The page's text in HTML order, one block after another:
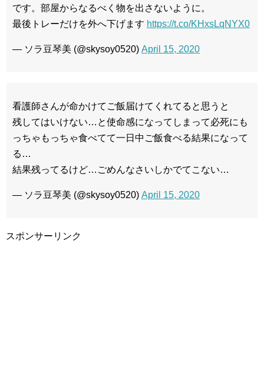
です。部屋からなるべく物を出さないように。
最後トレーだけを外へ下げます https://t.co/KHxsLqNYX0
— ソラ豆琴美 (@skysoy0520) April 15, 2020
看護師さんが命かけてご飯届けてくれてると思うと
残してはいけない…と使命感になってしまって必死にも
っちゃもっちゃ食べてて一日中ご飯食べる結果になって
る…
結果残ってるけど…ごめんなさいしかでてこない…
— ソラ豆琴美 (@skysoy0520) April 15, 2020
スポンサーリンク